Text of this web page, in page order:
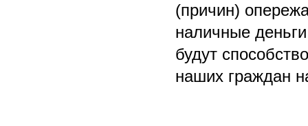
(причин)
наличные
будут
наших граждан